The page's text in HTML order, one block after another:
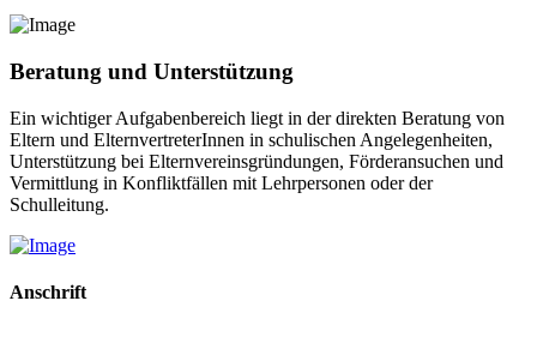
Beratung und Unterstützung
Ein wichtiger Aufgabenbereich liegt in der direkten Beratung von
Eltern und ElternvertreterInnen in schulischen Angelegenheiten,
Unterstützung bei Elternvereinsgründungen, Förderansuchen und
Vermittlung in Konfliktfällen mit Lehrpersonen oder der
Schulleitung.
Anschrift